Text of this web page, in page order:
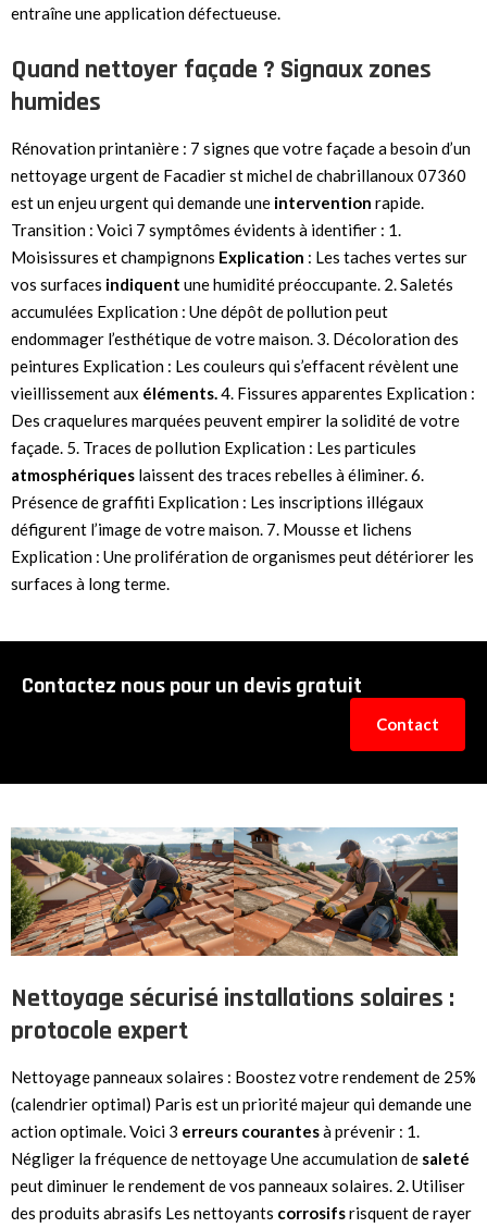
entraîne une application défectueuse.
Quand nettoyer façade ? Signaux zones
humides
Rénovation printanière : 7 signes que votre façade a besoin d’un
nettoyage urgent de Facadier st michel de chabrillanoux 07360
est un enjeu urgent qui demande une intervention rapide.
Transition : Voici 7 symptômes évidents à identifier : 1.
Moisissures et champignons Explication : Les taches vertes sur
vos surfaces indiquent une humidité préoccupante. 2. Saletés
accumulées Explication : Une dépôt de pollution peut
endommager l’esthétique de votre maison. 3. Décoloration des
peintures Explication : Les couleurs qui s’effacent révèlent une
vieillissement aux éléments.4. Fissures apparentes Explication :
Des craquelures marquées peuvent empirer la solidité de votre
façade. 5. Traces de pollution Explication : Les particules
atmosphériques laissent des traces rebelles à éliminer. 6.
Présence de graffiti Explication : Les inscriptions illégaux
défigurent l’image de votre maison. 7. Mousse et lichens
Explication : Une prolifération de organismes peut détériorer les
surfaces à long terme.
Contactez nous pour un devis gratuit
Contact
Nettoyage sécurisé installations solaires :
protocole expert
Nettoyage panneaux solaires : Boostez votre rendement de 25%
(calendrier optimal) Paris est un priorité majeur qui demande une
action optimale. Voici 3 erreurs courantesà prévenir : 1.
Négliger la fréquence de nettoyage Une accumulation de saleté
peut diminuer le rendement de vos panneaux solaires. 2. Utiliser
des produits abrasifs Les nettoyants corrosifsrisquent de rayer